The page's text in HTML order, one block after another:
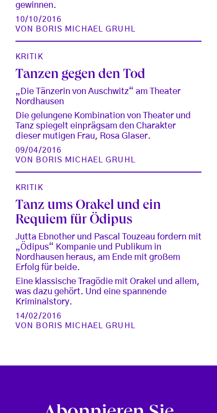
gewinnen.
10/10/2016
VON
BORIS MICHAEL GRUHL
KRITIK
Tanzen gegen den Tod
„Die Tänzerin von Auschwitz“ am Theater
Nordhausen
Die gelungene Kombination von Theater und
Tanz spiegelt einprägsam den Charakter
dieser mutigen Frau, Rosa Glaser.
09/04/2016
VON
BORIS MICHAEL GRUHL
KRITIK
Tanz ums Orakel und ein
Requiem für Ödipus
Jutta Ebnother und Pascal Touzeau fordern mit
„Ödipus“ Kompanie und Publikum in
Nordhausen heraus, am Ende mit großem
Erfolg für beide.
Eine klassische Tragödie mit Orakel und allem,
was dazu gehört. Und eine spannende
Kriminalstory.
14/02/2016
VON
BORIS MICHAEL GRUHL